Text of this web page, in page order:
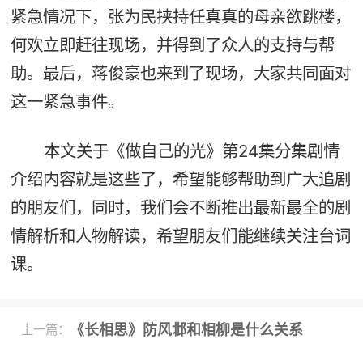
紧急情况下，张为民挟持任真真的母亲欲跳楼，
何欢立即赶往现场，并得到了众人的支持与帮
助。最后，蒋俊豪也来到了现场，大家共同面对
这一紧急事件。
本文关于《做自己的光》第24集分集剧情
介绍内容就是这些了，希望能够帮助到广大追剧
的朋友们，同时，我们会不断推出最新最全的剧
情解析和人物解读，希望朋友们能继续关注台词
课。
上一篇： 《长相思》防风邶和相柳是什么关系